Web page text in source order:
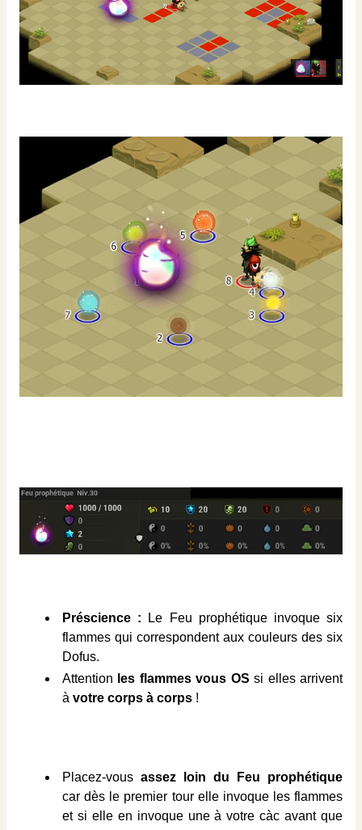
Préscience : Le Feu prophétique invoque six
flammes qui correspondent aux couleurs des six
Dofus.
Attention les flammes vous OS si elles arrivent
à votre corps à corps !
Placez-vous assez loin du Feu prophétique
car dès le premier tour elle invoque les flammes
et si elle en invoque une à votre càc avant que